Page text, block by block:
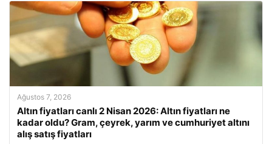
Ağustos 7, 2026
Altın fiyatları canlı 2 Nisan 2026: Altın fiyatları ne
kadar oldu? Gram, çeyrek, yarım ve cumhuriyet altını
alış satış fiyatları